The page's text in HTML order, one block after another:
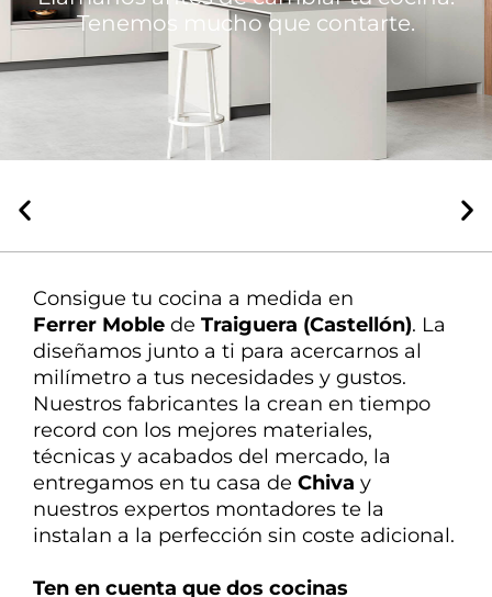
Tenemos mucho que contarte.
La mejor atención
decoración te ayuda en todo
Consigue tu cocina a medida en
Ferrer Moble de Traiguera (Castellón). La
diseñamos junto a ti para acercarnos al
milímetro a tus necesidades y gustos.
Nuestros fabricantes la crean en tiempo
record con los mejores materiales,
técnicas y acabados del mercado, la
entregamos en tu casa de Chiva y
nuestros expertos montadores te la
instalan a la perfección sin coste adicional.
Ten en cuenta que dos cocinas